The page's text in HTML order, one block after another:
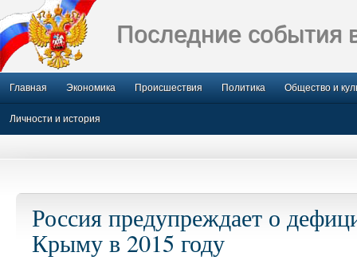
Последние события
Главная Экономика Происшествия Политика Общество и
Личности и история
Россия предупреждает о
Крыму в 2015 году